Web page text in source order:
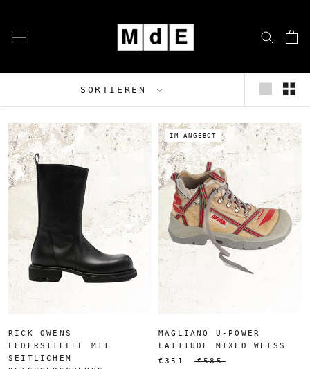
springen
SORTIEREN
RICK OWENS
LEDERSTIEFEL MIT
SEITLICHEM
IM ANGEBOT
MAGLIANO U-POWER
LATITUDE MIXED WEISS
€351
€585